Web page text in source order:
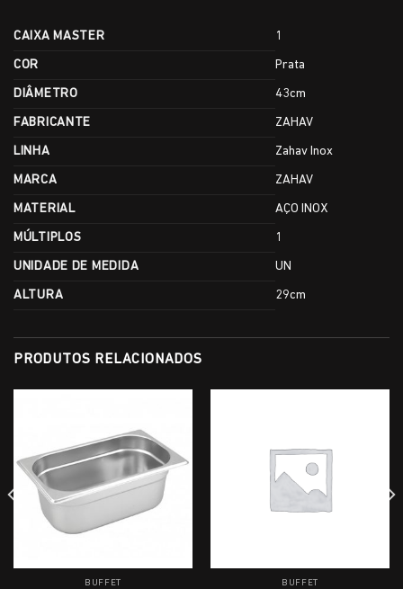
CAIXA MASTER 1
COR Prata
DIÂMETRO 43cm
FABRICANTE ZAHAV
LINHA Zahav Inox
MARCA ZAHAV
MATERIAL AÇO INOX
MÚLTIPLOS 1
UNIDADE DE MEDIDA UN
ALTURA 29cm
PRODUTOS RELACIONADOS
BUFFET BUFFET